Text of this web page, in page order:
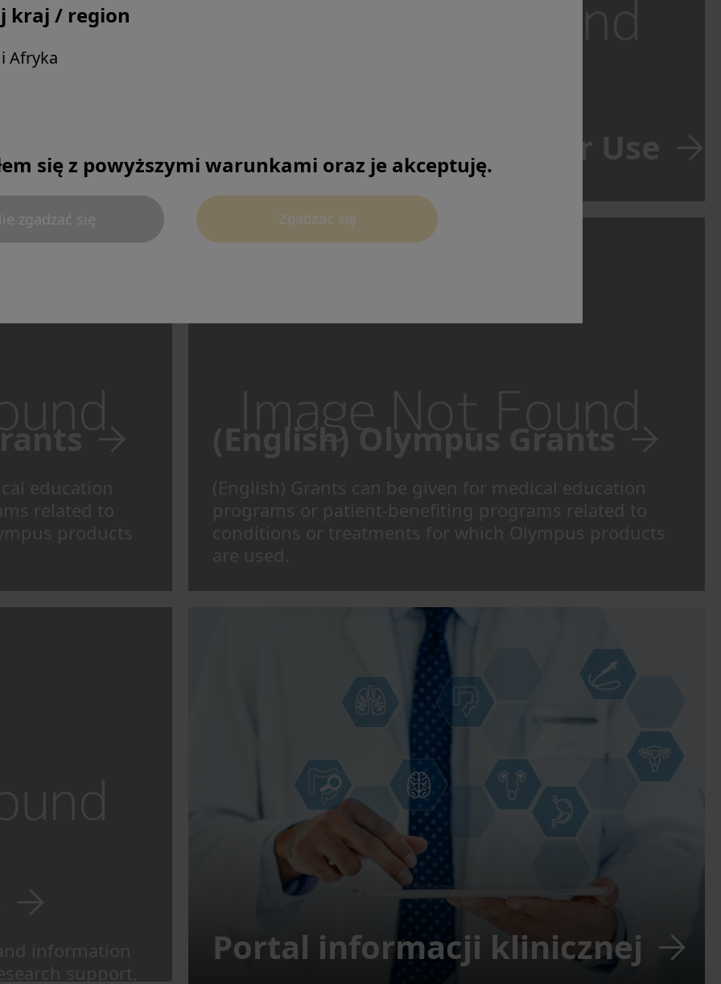
and the
products, is
advanced
(English) Instruction for Use
education
related to
products
(English) Olympus Grants
(English) Grants can be given for medical education
programs or patient-benefiting programs related to
conditions or treatments for which Olympus products
are used.
information
support,
Portal informacji klinicznej
kraj / region
Afryka
się z powyższymi warunkami oraz je akceptuję.
zgadzać się Zgadzać się